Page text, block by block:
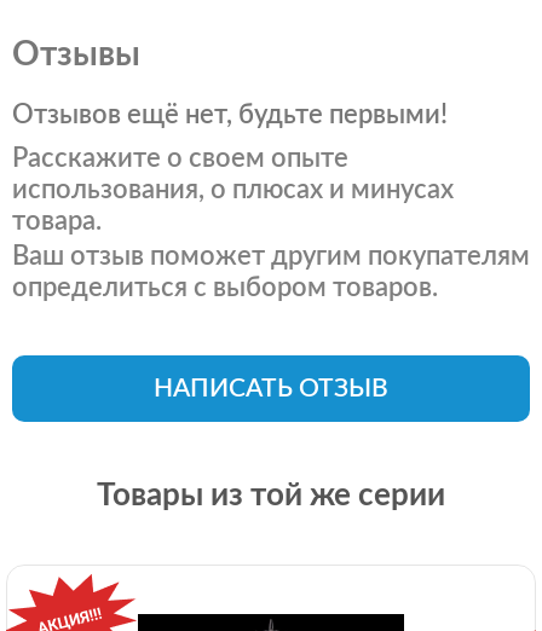
Отзывы
Отзывов ещё нет, будьте первыми!
Расскажите о своем опыте
использования, о плюсах и минусах
товара.
Ваш отзыв поможет другим покупателям
определиться с выбором товаров.
НАПИСАТЬ ОТЗЫВ
Товары из той же серии